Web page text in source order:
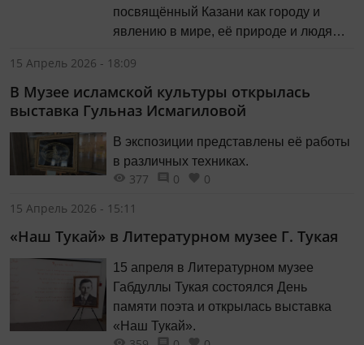
посвящённый Казани как городу и
явлению в мире, её природе и людям,
15 Апрель 2026 - 18:09
В Музее исламской культуры открылась
выставка Гульназ Исмагиловой
В экспозиции представлены её работы
в различных техниках.
377 0
0
15 Апрель 2026 - 15:11
«Наш Тукай» в Литературном музее Г. Тукая
15 апреля в Литературном музее
Габдуллы Тукая состоялся День
памяти поэта и открылась выставка
«Наш Тукай».